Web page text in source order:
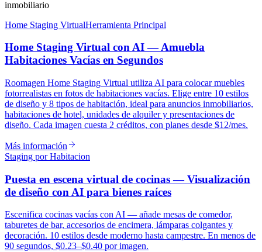
inmobiliario
Home Staging VirtualHerramienta Principal
Home Staging Virtual con AI — Amuebla
Habitaciones Vacías en Segundos
Roomagen Home Staging Virtual utiliza AI para colocar muebles
fotorrealistas en fotos de habitaciones vacías. Elige entre 10 estilos
de diseño y 8 tipos de habitación, ideal para anuncios inmobiliarios,
habitaciones de hotel, unidades de alquiler y presentaciones de
diseño. Cada imagen cuesta 2 créditos, con planes desde $12/mes.
Más información
Staging por Habitacion
Puesta en escena virtual de cocinas — Visualización
de diseño con AI para bienes raíces
Escenifica cocinas vacías con AI — añade mesas de comedor,
taburetes de bar, accesorios de encimera, lámparas colgantes y
decoración. 10 estilos desde moderno hasta campestre. En menos de
90 segundos, $0.23–$0.40 por imagen.